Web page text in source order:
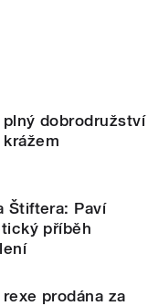
dobrodružství
Štiftera: Paví
příběh
prodána za